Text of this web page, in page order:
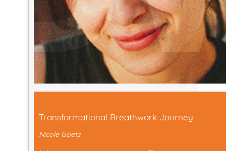
Transformational Breathwork Journey
Nicole Goetz